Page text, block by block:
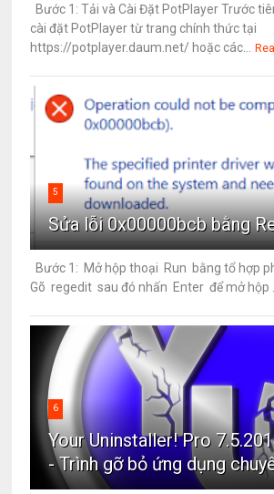
Bước 1: Tải và Cài Đặt PotPlayer Trước
cài đặt PotPlayer từ trang chính thức tại
https://potplayer.daum.net/ hoặc các...
5
Sửa lỗi 0x00000bcb bằng
Bước 1: Mở hộp thoại Run bằng tổ hợp
Gõ regedit sau đó nhấn Enter để mở hộp ...
6
Your Uninstaller! Pro
- Trình gỡ bỏ ứng dụng